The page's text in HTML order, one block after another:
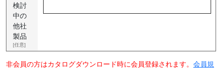
検討
中の
他社
製品
[任意]
非会員の方はカタログダウンロード時に会員登録されます。 会員規